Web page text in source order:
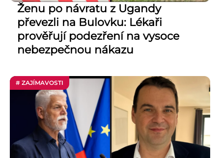
Ženu po návratu z Ugandy
převezli na Bulovku: Lékaři
prověřují podezření na vysoce
nebezpečnou nákazu
# ZAJÍMAVOSTI